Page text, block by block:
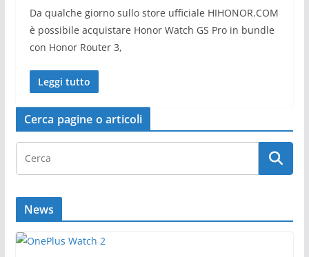
Da qualche giorno sullo store ufficiale HIHONOR.COM
è possibile acquistare Honor Watch GS Pro in bundle
con Honor Router 3,
Leggi tutto
Cerca pagine o articoli
News